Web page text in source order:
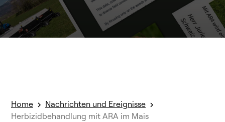
Home
Nachrichten und Ereignisse
Herbizidbehandlung mit ARA im Mais